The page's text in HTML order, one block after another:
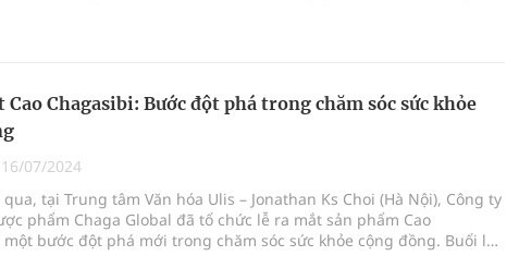
quốc
khám sàng lọc cho người dân
Cao Chagasibi: Bước đột phá trong chăm sóc sức khỏe
16/07/2024
qua, tại Trung tâm Văn hóa Ulis – Jonathan Ks Choi (Hà Nội), Công ty
phẩm Chaga Global đã tổ chức lễ ra mắt sản phẩm Cao
một bước đột phá mới trong chăm sóc sức khỏe cộng đồng. Buổi lễ